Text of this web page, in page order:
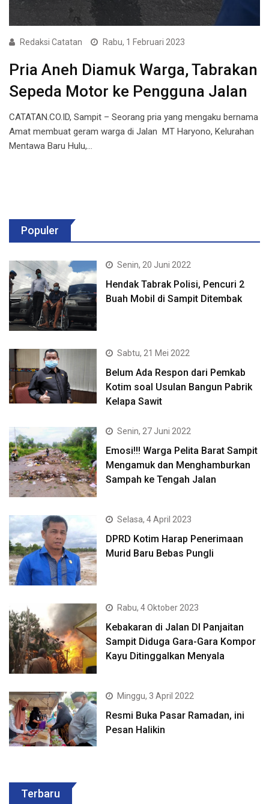
Redaksi Catatan Rabu, 1 Februari 2023
Pria Aneh Diamuk Warga, Tabrakan
Sepeda Motor ke Pengguna Jalan
CATATAN.CO.ID, Sampit – Seorang pria yang mengaku bernama
Amat membuat geram warga di Jalan MT Haryono, Kelurahan
Mentawa Baru Hulu,…
Populer
Senin, 20 Juni 2022
Hendak Tabrak Polisi, Pencuri 2
Buah Mobil di Sampit Ditembak
Sabtu, 21 Mei 2022
Belum Ada Respon dari Pemkab
Kotim soal Usulan Bangun Pabrik
Kelapa Sawit
Senin, 27 Juni 2022
Emosi!!! Warga Pelita Barat Sampit
Mengamuk dan Menghamburkan
Sampah ke Tengah Jalan
Selasa, 4 April 2023
DPRD Kotim Harap Penerimaan
Murid Baru Bebas Pungli
Rabu, 4 Oktober 2023
Kebakaran di Jalan DI Panjaitan
Sampit Diduga Gara-Gara Kompor
Kayu Ditinggalkan Menyala
Minggu, 3 April 2022
Resmi Buka Pasar Ramadan, ini
Pesan Halikin
Terbaru